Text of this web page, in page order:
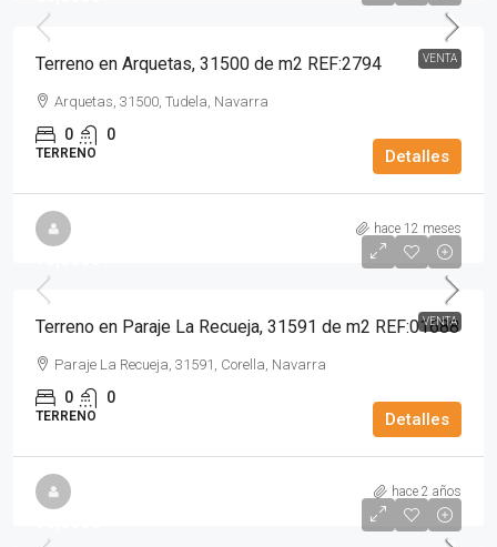
VENTA
Terreno en Arquetas, 31500 de m2 REF:2794
Arquetas, 31500, Tudela, Navarra
0 0
TERRENO Detalles
hace 12 meses
VENTA
Terreno en Paraje La Recueja, 31591 de m2 REF:01688
Paraje La Recueja, 31591, Corella, Navarra
0 0
TERRENO Detalles
hace 2 años